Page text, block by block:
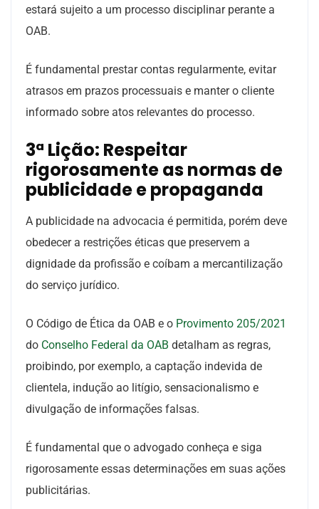
estará sujeito a um processo disciplinar perante a
OAB.
É fundamental prestar contas regularmente, evitar
atrasos em prazos processuais e manter o cliente
informado sobre atos relevantes do processo.
3ª Lição: Respeitar
rigorosamente as normas de
publicidade e propaganda
A publicidade na advocacia é permitida, porém deve
obedecer a restrições éticas que preservem a
dignidade da profissão e coíbam a mercantilização
do serviço jurídico.
O Código de Ética da OAB e o Provimento 205/2021
do Conselho Federal da OAB detalham as regras,
proibindo, por exemplo, a captação indevida de
clientela, indução ao litígio, sensacionalismo e
divulgação de informações falsas.
É fundamental que o advogado conheça e siga
rigorosamente essas determinações em suas ações
publicitárias.